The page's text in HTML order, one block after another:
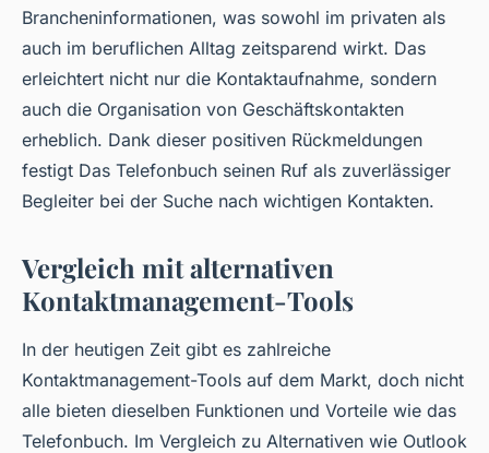
Brancheninformationen, was sowohl im privaten als
auch im beruflichen Alltag zeitsparend wirkt. Das
erleichtert nicht nur die Kontaktaufnahme, sondern
auch die Organisation von Geschäftskontakten
erheblich. Dank dieser positiven Rückmeldungen
festigt Das Telefonbuch seinen Ruf als zuverlässiger
Begleiter bei der Suche nach wichtigen Kontakten.
Vergleich mit alternativen
Kontaktmanagement-Tools
In der heutigen Zeit gibt es zahlreiche
Kontaktmanagement-Tools auf dem Markt, doch nicht
alle bieten dieselben Funktionen und Vorteile wie das
Telefonbuch. Im Vergleich zu Alternativen wie Outlook